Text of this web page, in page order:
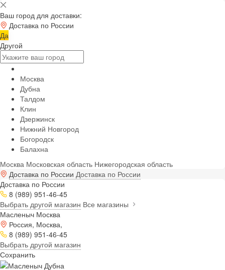
Ваш город для доставки:
Доставка по России
Да
Другой
Москва
Дубна
Талдом
Клин
Дзержинск
Нижний Новгород
Богородск
Балахна
Москва Московская область Нижегородская область
Доставка по России Доставка по России
Доставка по России
8 (989) 951-46-45
Выбрать другой магазин Все магазины
Масленыч Москва
Россия, Москва,
8 (989) 951-46-45
Выбрать другой магазин
Сохранить